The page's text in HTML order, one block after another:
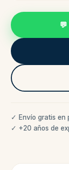
✓ Envío gratis en
✓ +20 años de